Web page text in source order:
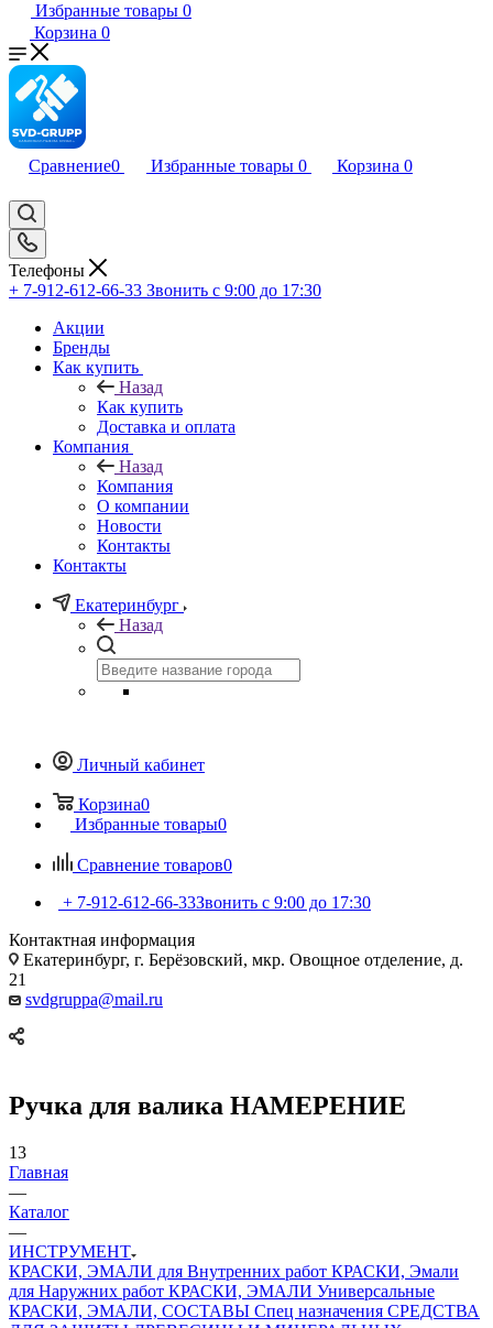
Избранные товары 0
Корзина 0
Сравнение0 Избранные товары 0 Корзина 0
Телефоны
+ 7-912-612-66-33 Звонить с 9:00 до 17:30
Акции
Бренды
Как купить
Назад
Как купить
Доставка и оплата
Компания
Назад
Компания
О компании
Новости
Контакты
Контакты
Екатеринбург
Назад
Личный кабинет
Корзина0
Избранные товары0
Сравнение товаров0
+ 7-912-612-66-33Звонить с 9:00 до 17:30
Контактная информация
Екатеринбург, г. Берёзовский, мкр. Овощное отделение, д.
21
svdgruppa@mail.ru
Ручка для валика НАМЕРЕНИЕ
13
Главная
—
Каталог
—
ИНСТРУМЕНТ
КРАСКИ, ЭМАЛИ для Внутренних работ КРАСКИ, Эмали
для Наружних работ КРАСКИ, ЭМАЛИ Универсальные
КРАСКИ, ЭМАЛИ, СОСТАВЫ Спец назначения СРЕДСТВА